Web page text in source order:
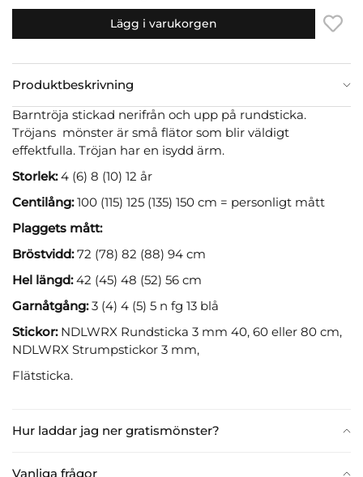
Lägg i varukorgen
Produktbeskrivning
Hur laddar jag ner gratismönster?
Vanliga frågor
Barntröja stickad nerifrån och upp på rundsticka.
Tröjans mönster är små flätor som blir väldigt
effektfulla. Tröjan har en isydd ärm.
Storlek:4 (6) 8 (10) 12 år
Centilång:100 (115) 125 (135) 150 cm = personligt mått
Plaggets mått:
Bröstvidd:72 (78) 82 (88) 94 cm
Hel längd:42 (45) 48 (52) 56 cm
Garnåtgång:3 (4) 4 (5) 5 n fg 13 blå
Stickor:NDLWRX Rundsticka 3 mm 40, 60 eller 80 cm,
NDLWRX Strumpstickor 3 mm,
Flätsticka.